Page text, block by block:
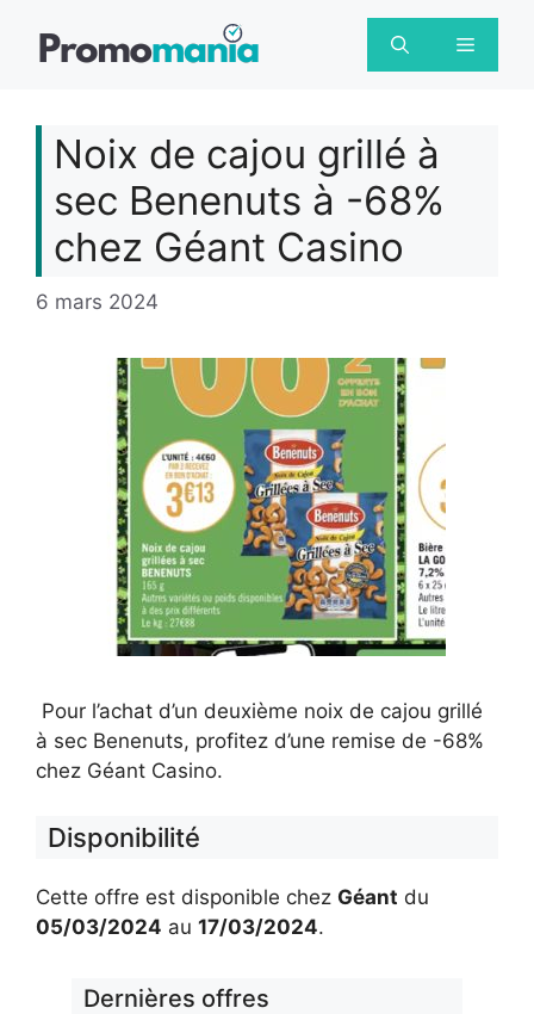
Menu
Noix de cajou grillé à
sec Benenuts à -68%
chez Géant Casino
6 mars 2024
Pour l’achat d’un deuxième noix de cajou grillé
à sec Benenuts, profitez d’une remise de -68%
chez Géant Casino.
Disponibilité
Cette offre est disponible chez Géant du
05/03/2024 au 17/03/2024.
Dernières offres